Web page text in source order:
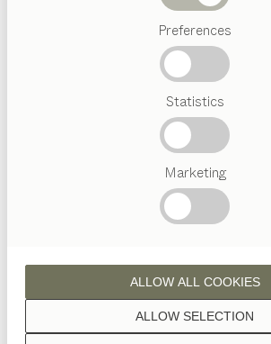
Preferences
Statistics
Marketing
ALLOW SELECTION
ALLOW ALL COOKIES
Österreichisches
Handwerk